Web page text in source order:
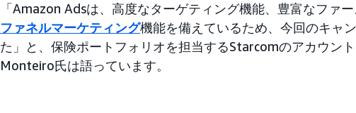
「Amazon Adsは、高度なターゲティング機能、豊富なファ
ファネルマーケティング機能を備えているため、今回のキャ
た」と、保険ポートフォリオを担当するStarcomのアカウン
Monteiro氏は語っています。